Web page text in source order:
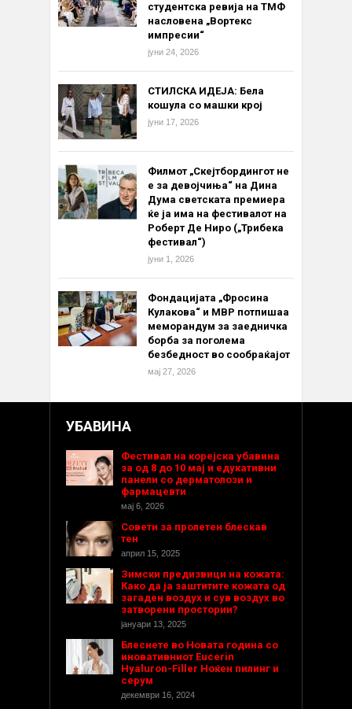
студентска ревија на ТМФ
насловена „Вортекс
импресии“
јуни 24, 2026
СТИЛСКА ИДЕЈА: Бела
кошула со машки крој
јуни 17, 2026
Филмот „Скејтбордингот не
е за девојчиња“ на Дина
Дума светската премиера
ќе ја има на фестивалот на
Роберт Де Ниро („Трибека
фестивал“)
јуни 1, 2026
Фондацијата „Фросина
Кулакова“ и МВР потпишаа
меморандум за заедничка
борба за поголема
безбедност во сообраќајот
мај 27, 2026
УБАВИНА
Фестивал на корејска убавина
за од 8 до 10 мај и едукативни
панели со дерматолози и
фармацевти
мај 6, 2026
Совети за пролетен блескав
тен
април 15, 2025
Зимски предизвици на кожата:
Како да ја заштитите кожата од
загаден воздух и сув воздух во
затворени простории?
јануари 13, 2025
Блеснете во Новата година со
иновативниот Eucerin
Hyaluron-Filler Ноќен пилинг и
серум
декември 16, 2024